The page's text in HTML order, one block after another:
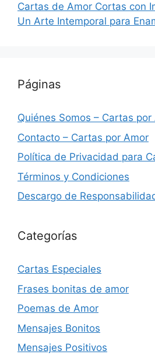
Cartas de Amor Cortas con
Un Arte Intemporal para
Páginas
Quiénes Somos – Cartas por
Contacto – Cartas por Amor
Política de Privacidad para
Términos y Condiciones
Descargo de
Categorías
Cartas Especiales
Frases bonitas de amor
Poemas de Amor
Mensajes Bonitos
Mensajes Positivos